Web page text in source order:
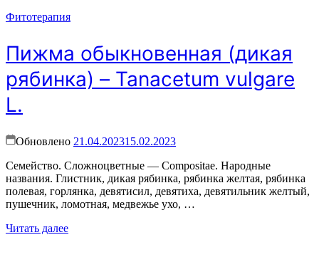
Фитотерапия
Пижма обыкновенная (дикая
рябинка) – Tanacetum vulgare
L.
Обновлено 21.04.202315.02.2023
Семейство. Сложноцветные — Compositae. Народные
названия. Глистник, дикая рябинка, рябинка желтая, рябинка
полевая, горлянка, девятисил, девятиха, девятильник желтый,
пушечник, ломотная, медвежье ухо, …
Читать далее